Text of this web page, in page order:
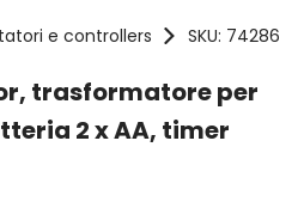
e controllers SKU: 74286
trasformatore per
2 x AA, timer